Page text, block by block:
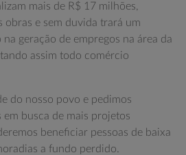
mais de R$ 17 milhões,
obras e sem duvida trará um
geração de empregos na área da
assim todo comércio
do nosso povo e pedimos
busca de mais projetos
beneficiar pessoas de baixa
a fundo perdido.